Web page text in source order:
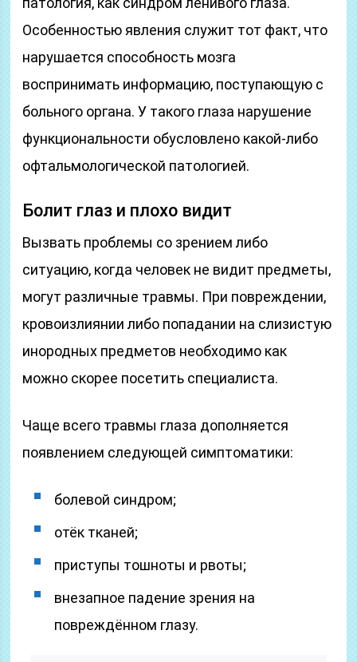
Особенностью явления служит тот факт, что
нарушается способность мозга
воспринимать информацию, поступающую с
больного органа. У такого глаза нарушение
функциональности обусловлено какой-либо
офтальмологической патологией.
Болит глаз и плохо видит
Вызвать проблемы со зрением либо
ситуацию, когда человек не видит предметы,
могут различные травмы. При повреждении,
кровоизлиянии либо попадании на слизистую
инородных предметов необходимо как
можно скорее посетить специалиста.
Чаще всего травмы глаза дополняется
появлением следующей симптоматики:
болевой синдром;
отёк тканей;
приступы тошноты и рвоты;
внезапное падение зрения на
повреждённом глазу.